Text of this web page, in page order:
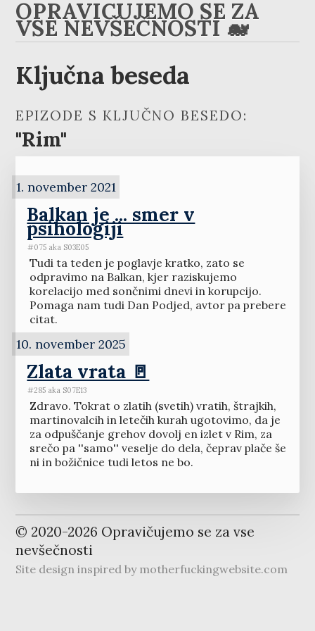
OPRAVIČUJEMO SE ZA
VSE NEVŠEČNOSTI 🐋
Ključna beseda
EPIZODE S KLJUČNO BESEDO:
"Rim"
1. november 2021
Balkan je ... smer v
psihologiji
#075 aka S03E05
Tudi ta teden je poglavje kratko, zato se
odpravimo na Balkan, kjer raziskujemo
korelacijo med sončnimi dnevi in korupcijo.
Pomaga nam tudi Dan Podjed, avtor pa prebere
citat.
10. november 2025
Zlata vrata 🚪
#285 aka S07E13
Zdravo. Tokrat o zlatih (svetih) vratih, štrajkih,
martinovalcih in letečih kurah ugotovimo, da je
za odpuščanje grehov dovolj en izlet v Rim, za
srečo pa ''samo'' veselje do dela, čeprav plače še
ni in božičnice tudi letos ne bo.
© 2020-2026 Opravičujemo se za vse
nevšečnosti
Site design inspired by motherfuckingwebsite.com